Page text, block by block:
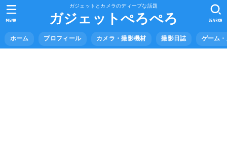
ガジェットとカメラのディープな話題
ガジェットぺろぺろ
ホーム プロフィール カメラ・撮影機材 撮影日誌 ゲーム
SEARCH
MENU